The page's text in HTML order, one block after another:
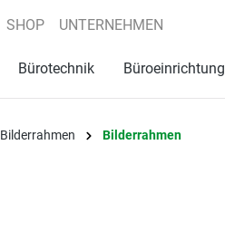
SHOP UNTERNEHMEN
Bürotechnik Büroeinrichtung
Bilderrahmen Bilderrahmen